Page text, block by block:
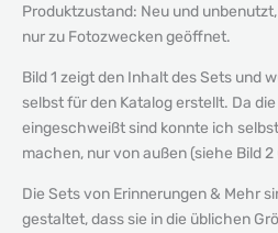
Produktzustand: Neu und
nur zu Fotozwecken geöffnet.
Bild 1 zeigt den Inhalt des Sets und
selbst für den Katalog erstellt. Da
eingeschweißt sind konnte ich
machen, nur von außen (siehe Bild 2
Die Sets von Erinnerungen & Mehr
gestaltet, dass sie in die üblichen